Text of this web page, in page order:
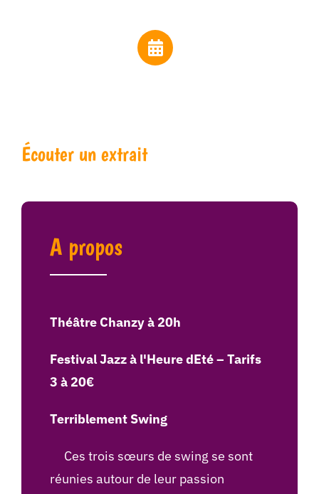
Écouter un extrait
A propos
Théâtre Chanzy à 20h
Festival Jazz à l'Heure dEté – Tarifs
3 à 20€
Terriblement Swing
Ces trois sœurs de swing se sont
réunies autour de leur passion